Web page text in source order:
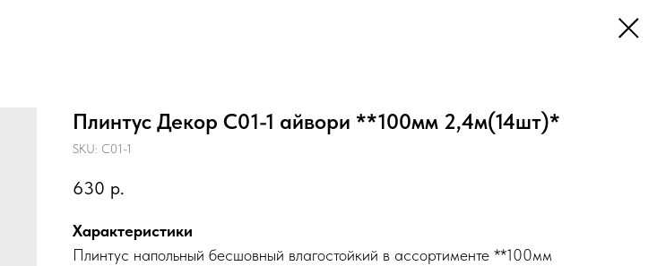
Плинтус Декор С01-1 айвори **100мм 2,4м(14шт)*
SKU: С01-1
630 р.
Характеристики
Плинтус напольный бесшовный влагостойкий в ассортименте **100мм